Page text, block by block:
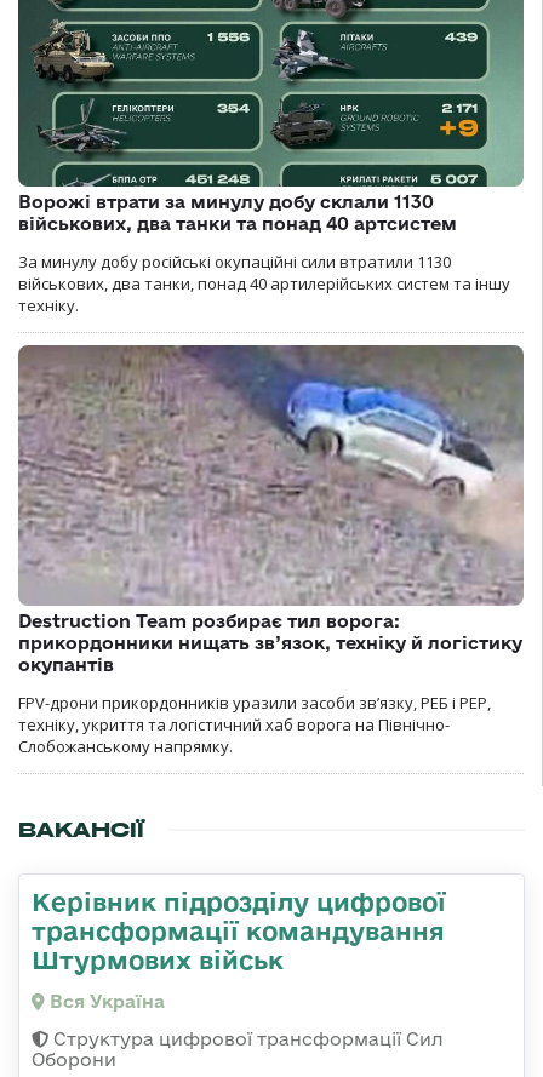
Ворожі втрати за минулу добу склали 1130
військових, два танки та понад 40 артсистем
За минулу добу російські окупаційні сили втратили 1130
військових, два танки, понад 40 артилерійських систем та іншу
техніку.
Destruction Team розбирає тил ворога:
прикордонники нищать зв’язок, техніку й логістику
окупантів
FPV-дрони прикордонників уразили засоби зв’язку, РЕБ і РЕР,
техніку, укриття та логістичний хаб ворога на Північно-
Слобожанському напрямку.
ВАКАНСІЇ
Керівник підрозділу цифрової
трансформації командування
Штурмових військ
Вся Україна
Структура цифрової трансформації Сил
Оборони